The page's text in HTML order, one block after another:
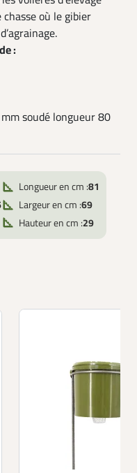
où le gibier
:
soudé longueur 80
Longueur en cm :81
Largeur en cm :69
Hauteur en cm :29